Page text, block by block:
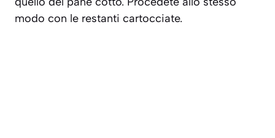
modo con le restanti cartocciate.